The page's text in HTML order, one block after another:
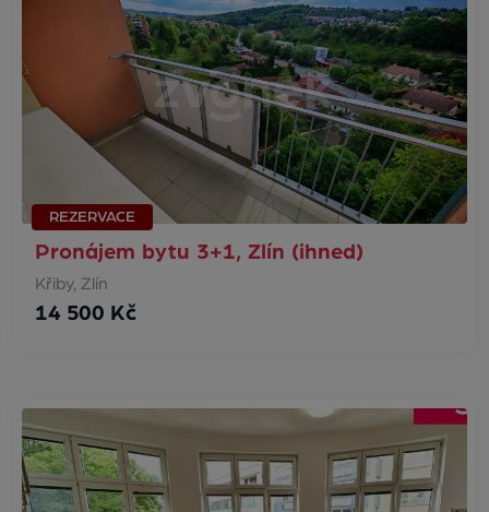
REZERVACE
Pronájem bytu 3+1, Zlín (ihned)
Křiby, Zlín
14 500 Kč